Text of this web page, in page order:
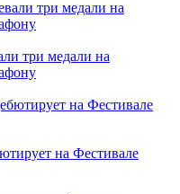
три медали на
на Фестивале